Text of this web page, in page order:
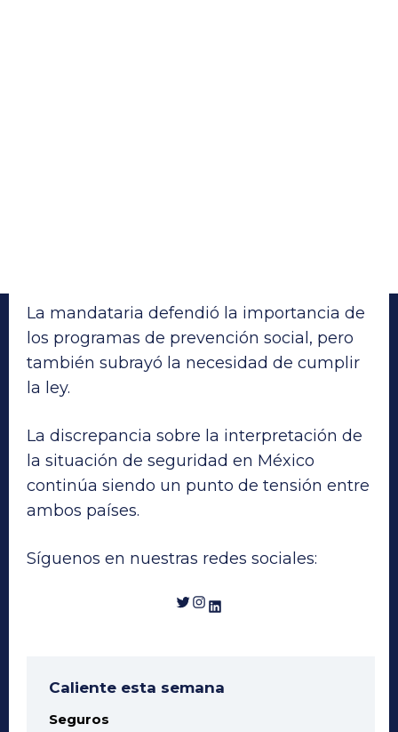
La mandataria defendió la importancia de
los programas de prevención social, pero
también subrayó la necesidad de cumplir
la ley.
La discrepancia sobre la interpretación de
la situación de seguridad en México
continúa siendo un punto de tensión entre
ambos países.
Síguenos en nuestras redes sociales:
Twitter InstagramLinkedIn
Caliente esta semana
Seguros